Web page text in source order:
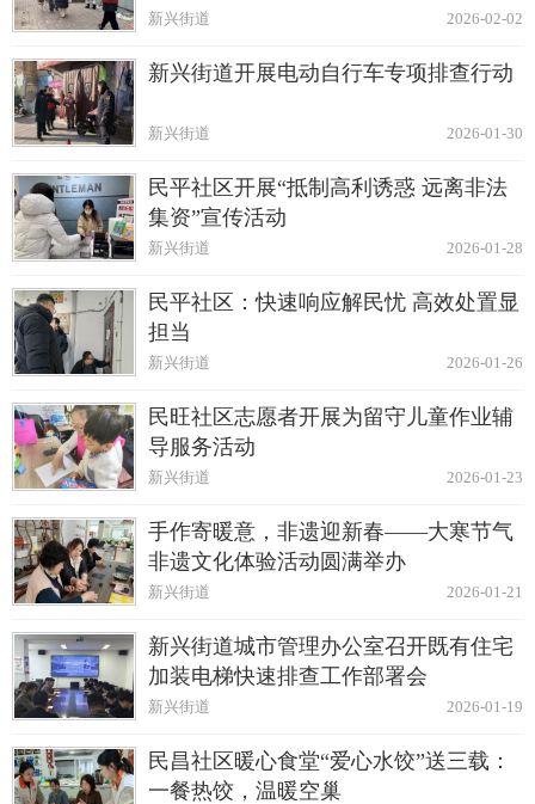
2026-02-02
新兴街道
新兴街道开展电动自行车专项排查行动
2026-01-30
新兴街道
民平社区开展“抵制高利诱惑 远离非法
集资”宣传活动
2026-01-28
新兴街道
民平社区：快速响应解民忧 高效处置显
担当
2026-01-26
新兴街道
民旺社区志愿者开展为留守儿童作业辅
导服务活动
2026-01-23
新兴街道
手作寄暖意，非遗迎新春——大寒节气
非遗文化体验活动圆满举办
2026-01-21
新兴街道
新兴街道城市管理办公室召开既有住宅
加装电梯快速排查工作部署会
2026-01-19
新兴街道
民昌社区暖心食堂“爱心水饺”送三载：
一餐热饺，温暖空巢